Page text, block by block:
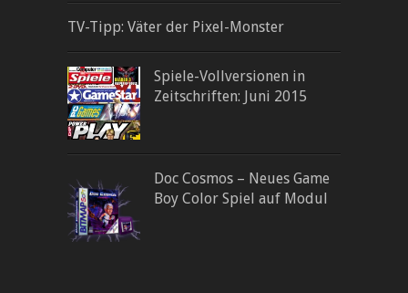
TV-Tipp: Väter der Pixel-Monster
Spiele-Vollversionen in
Zeitschriften: Juni 2015
Doc Cosmos – Neues Game
Boy Color Spiel auf Modul